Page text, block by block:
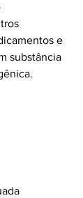
e
substância